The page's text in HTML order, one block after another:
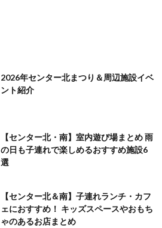
2026年センター北まつり＆周辺施設イベ
ント紹介
【センター北・南】室内遊び場まとめ 雨
の日も子連れで楽しめるおすすめ施設6
選
【センター北＆南】子連れランチ・カフ
ェにおすすめ！ キッズスペースやおもち
ゃのあるお店まとめ